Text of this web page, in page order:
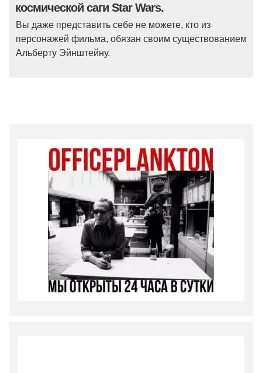
космической саги Star Wars.
Вы даже представить себе не можете, кто из
персонажей фильма, обязан своим существованием
Альберту Эйнштейну.